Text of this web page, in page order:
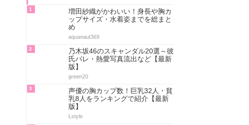
1
増田紗織がかわいい！身長や胸カ
ップサイズ・水着姿までを総まと
め
aquanaut369
2
乃木坂46のスキャンダル20選～彼
氏バレ・熱愛写真流出など【最新
版】
green20
3
声優の胸カップ数！巨乳32人・貧
乳8人をランキングで紹介【最新
版】
Lstyle